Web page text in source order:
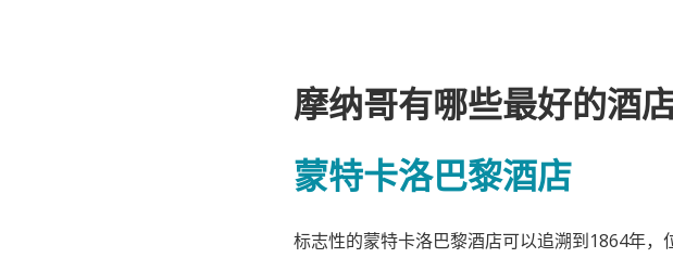
摩纳哥有哪些最好的酒
蒙特卡洛巴黎酒店
标志性的蒙特卡洛巴黎酒店可以追溯到1864年